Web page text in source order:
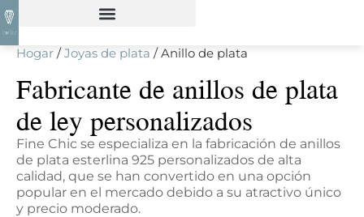
Hogar /Joyas de plata / Anillo de plata
Fabricante de anillos de plata
de ley personalizados
Fine Chic se especializa en la fabricación de anillos
de plata esterlina 925 personalizados de alta
calidad, que se han convertido en una opción
popular en el mercado debido a su atractivo único
y precio moderado.